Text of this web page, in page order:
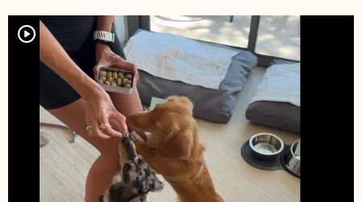
player2